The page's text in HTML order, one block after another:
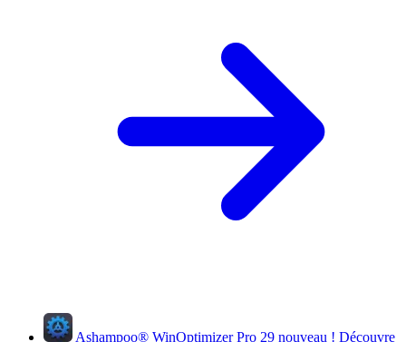
Ashampoo® WinOptimizer Pro 29 nouveau ! Découvre